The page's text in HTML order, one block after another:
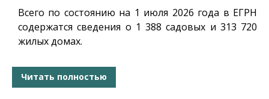
Всего по состоянию на 1 июля 2026 года в ЕГРН
содержатся сведения о 1 388 садовых и 313 720
жилых домах.
Читать полностью